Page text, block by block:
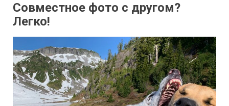
Совместное фото с другом?
Легко!